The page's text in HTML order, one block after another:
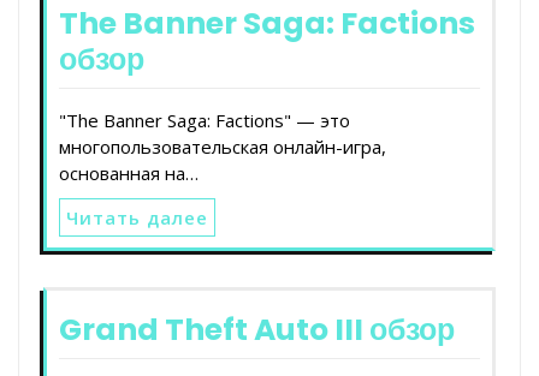
The Banner Saga: Factions
обзор
"The Banner Saga: Factions" — это
многопользовательская онлайн-игра,
основанная на…
Читать далее
Grand Theft Auto III обзор